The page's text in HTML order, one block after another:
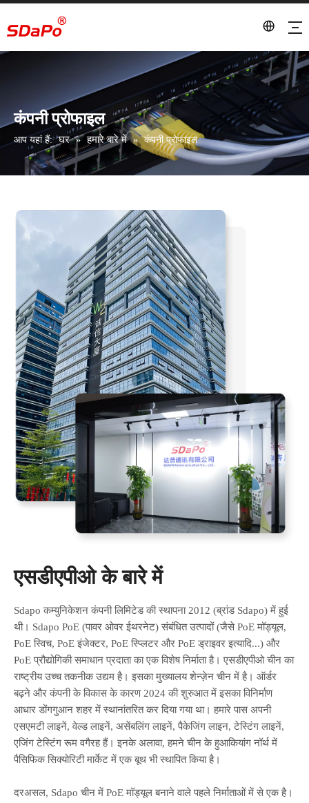
कंपनी प्रोफाइल
आप यहां हैं: घर » हमारे बारे में » कंपनी प्रोफाइल
एसडीएपीओ के बारे में
Sdapo कम्युनिकेशन कंपनी लिमिटेड की स्थापना 2012 (ब्रांड Sdapo) में हुई
थी। Sdapo PoE (पावर ओवर ईथरनेट) संबंधित उत्पादों (जैसे PoE मॉड्यूल,
PoE स्विच, PoE इंजेक्टर, PoE स्प्लिटर और PoE ड्राइवर इत्यादि...) और
PoE प्रौद्योगिकी समाधान प्रदाता का एक विशेष निर्माता है। एसडीएपीओ चीन का
राष्ट्रीय उच्च तकनीक उद्यम है। इसका मुख्यालय शेन्ज़ेन चीन में है। ऑर्डर
बढ़ने और कंपनी के विकास के कारण 2024 की शुरुआत में इसका विनिर्माण
आधार डोंगगुआन शहर में स्थानांतरित कर दिया गया था। हमारे पास अपनी
एसएमटी लाइनें, वेल्ड लाइनें, असेंबलिंग लाइनें, पैकेजिंग लाइन, टेस्टिंग लाइनें,
एजिंग टेस्टिंग रूम वगैरह हैं। इनके अलावा, हमने चीन के हुआकियांग नॉर्थ में
पैसिफिक सिक्योरिटी मार्केट में एक बूथ भी स्थापित किया है।
दरअसल, Sdapo चीन में PoE मॉड्यूल बनाने वाले पहले निर्माताओं में से एक है।